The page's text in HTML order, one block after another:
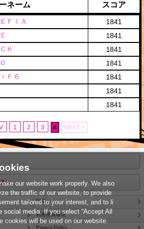
ネーム スコア
ＦＩＡ
1841
1841
Ｋ
1841
1841
Ｆ６
1841
1841
1841
1 2 3 4 NEXT >
FAQ
利用推奨環境
Privacy Policy
our website work properly. We also
the traffic of our website, to provide
tailored to your interest, and to li
social media. If you select “Accept All
cookies will be used on our website.